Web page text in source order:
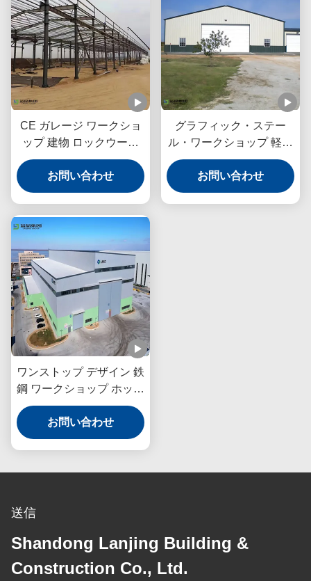
CE ガレージ ワークショ
ップ 建物 ロックウール
パネル ポータル枠構造
お問い合わせ
グラフィック・ステー
ル・ワークショップ 軽量
ポートル・フレーム構造
お問い合わせ
ワンストップ デザイン 鉄
鋼 ワークショップ ホット
ロール 鉄鋼 厳格な検査
お問い合わせ
送信
Shandong Lanjing Building &
Construction Co., Ltd.